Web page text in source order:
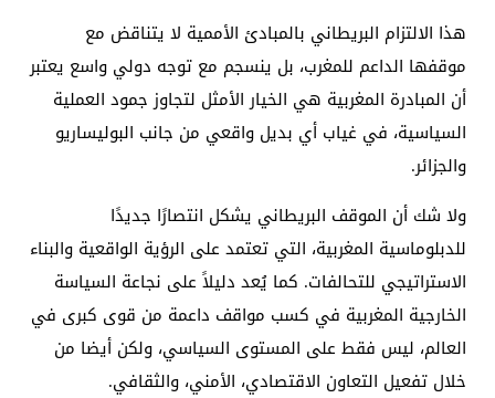
هذا الالتزام البريطاني بالمبادئ الأممية لا يتناقض مع
موقفها الداعم للمغرب، بل ينسجم مع توجه دولي واسع يعتبر
أن المبادرة المغربية هي الخيار الأمثل لتجاوز جمود العملية
السياسية، في غياب أي بديل واقعي من جانب البوليساريو
والجزائر.
ولا شك أن الموقف البريطاني يشكل انتصارًا جديدًا
للدبلوماسية المغربية، التي تعتمد على الرؤية الواقعية والبناء
الاستراتيجي للتحالفات. كما يُعد دليلاً على نجاعة السياسة
الخارجية المغربية في كسب مواقف داعمة من قوى كبرى في
العالم، ليس فقط على المستوى السياسي، ولكن أيضا من
خلال تفعيل التعاون الاقتصادي، الأمني، والثقافي.